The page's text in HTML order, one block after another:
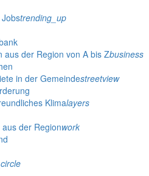
trending_up
aus der Region von A bis Zbusiness
in der Gemeindestreetview
Klimalayers
der Regionwork